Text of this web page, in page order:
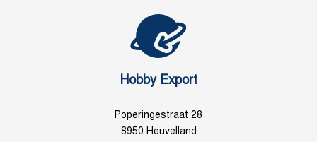
Hobby Export
Poperingestraat 28
8950 Heuvelland